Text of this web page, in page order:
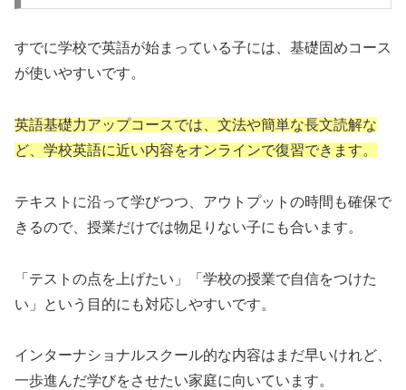
すでに学校で英語が始まっている子には、基礎固めコース
が使いやすいです。
英語基礎力アップコースでは、文法や簡単な長文読解な
ど、学校英語に近い内容をオンラインで復習できます。
テキストに沿って学びつつ、アウトプットの時間も確保で
きるので、授業だけでは物足りない子にも合います。
「テストの点を上げたい」「学校の授業で自信をつけた
い」という目的にも対応しやすいです。
インターナショナルスクール的な内容はまだ早いけれど、
一歩進んだ学びをさせたい家庭に向いています。